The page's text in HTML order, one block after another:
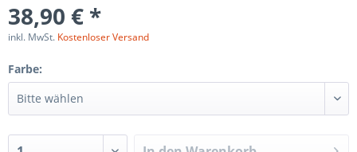
38,90 € *
inkl. MwSt. Kostenloser Versand
Farbe: